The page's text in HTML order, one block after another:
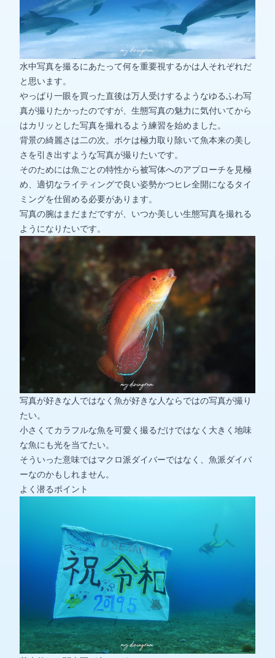
水中写真を撮るにあたって何を重要視するかは人それぞれだ
と思います。
やっぱり一眼を買った直後は万人受けするようなゆるふわ写
真が撮りたかったのですが、生態写真の魅力に気付いてから
はカリッとした写真を撮れるよう練習を始めました。
背景の綺麗さは二の次。ボケは極力取り除いて魚本来の美し
さを引き出すような写真が撮りたいです。
そのためには魚ごとの特性から被写体へのアプローチを見極
め、適切なライティングで良い姿勢かつヒレ全開になるタイ
ミングを仕留める必要があります。
写真の腕はまだまだですが、いつか美しい生態写真を撮れる
ようになりたいです。
写真が好きな人ではなく魚が好きな人ならではの写真が撮り
たい。
小さくてカラフルな魚を可愛く撮るだけではなく大きく地味
な魚にも光を当てたい。
そういった意味ではマクロ派ダイバーではなく、魚派ダイバ
ーなのかもしれません。
よく潜るポイント